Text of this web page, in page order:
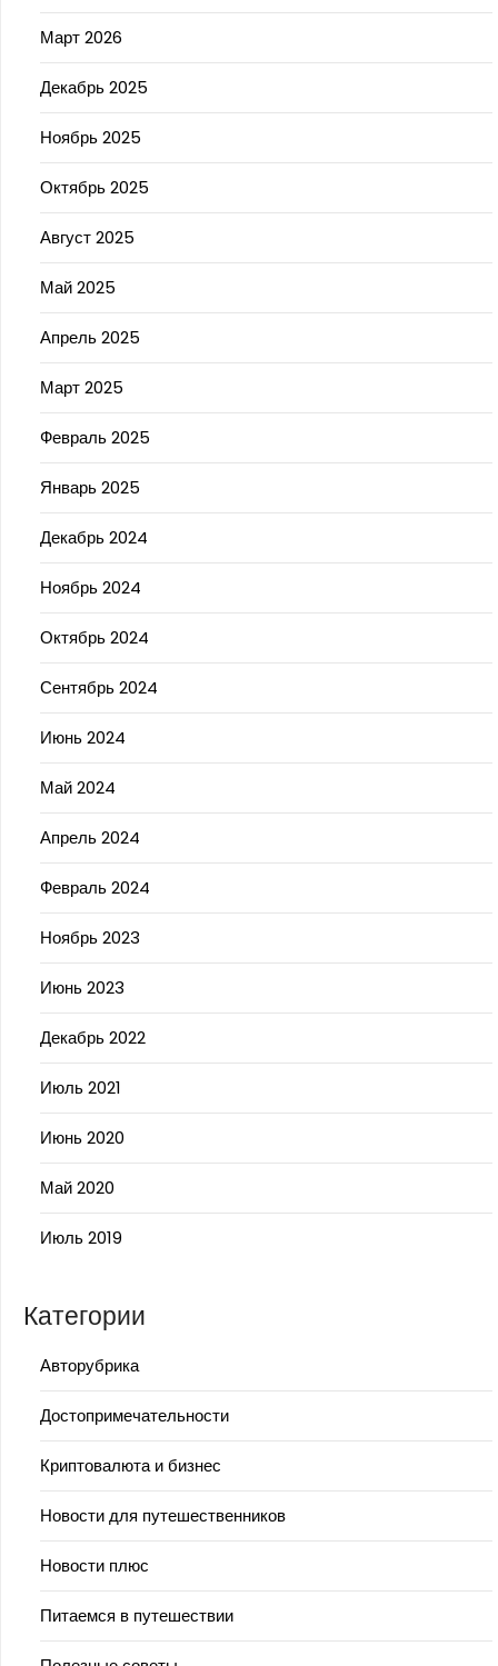
Март 2026
Декабрь 2025
Ноябрь 2025
Октябрь 2025
Август 2025
Май 2025
Апрель 2025
Март 2025
Февраль 2025
Январь 2025
Декабрь 2024
Ноябрь 2024
Октябрь 2024
Сентябрь 2024
Июнь 2024
Май 2024
Апрель 2024
Февраль 2024
Ноябрь 2023
Июнь 2023
Декабрь 2022
Июль 2021
Июнь 2020
Май 2020
Июль 2019
Категории
Авторубрика
Достопримечательности
Криптовалюта и бизнес
Новости для путешественников
Новости плюс
Питаемся в путешествии